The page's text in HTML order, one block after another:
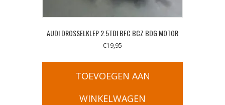
AUDI DROSSELKLEP 2.5TDI BFC BCZ BDG MOTOR
€19,95
TOEVOEGEN AAN
WINKELWAGEN